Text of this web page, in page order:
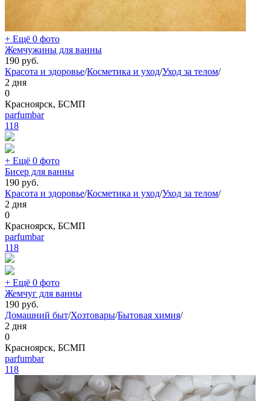
+ Ещё 0 фото
Жемчужины для ванны
190 руб.
Красота и здоровье/Косметика и уход/Уход за телом/
2 дня
0
Красноярск, БСМП
parfumbar
118
+ Ещё 0 фото
Бисер для ванны
190 руб.
Красота и здоровье/Косметика и уход/Уход за телом/
2 дня
0
Красноярск, БСМП
parfumbar
118
+ Ещё 0 фото
Жемчуг для ванны
190 руб.
Домашний быт/Хозтовары/Бытовая химия/
2 дня
0
Красноярск, БСМП
parfumbar
118